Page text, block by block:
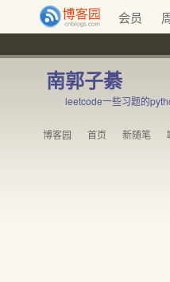
会员
南郭子綦
leetcode一些习题的
博客园 首页 新随笔